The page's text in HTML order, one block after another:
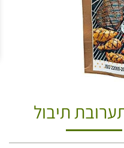
תיבול